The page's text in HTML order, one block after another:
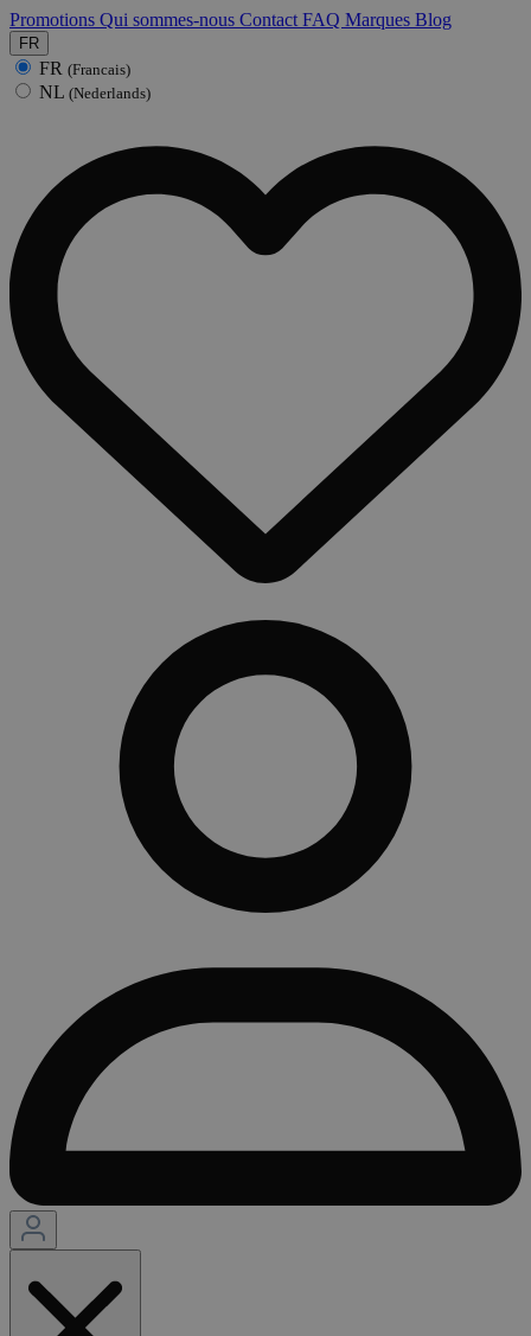
Promotions Qui sommes-nous Contact FAQ Marques Blog
FR
FR (Francais)
NL (Nederlands)